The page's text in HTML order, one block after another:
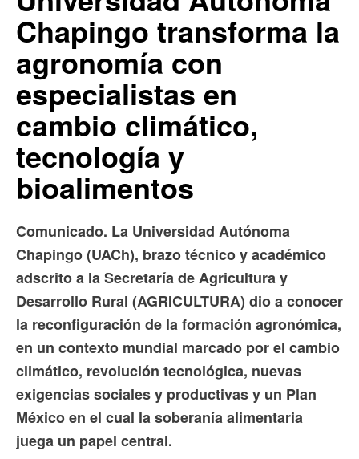
Chapingo transforma la
agronomía con
especialistas en
cambio climático,
tecnología y
bioalimentos
Comunicado. La Universidad Autónoma
Chapingo (UACh), brazo técnico y académico
adscrito a la Secretaría de Agricultura y
Desarrollo Rural (AGRICULTURA) dio a conocer
la reconfiguración de la formación agronómica,
en un contexto mundial marcado por el cambio
climático, revolución tecnológica, nuevas
exigencias sociales y productivas y un Plan
México en el cual la soberanía alimentaria
juega un papel central.